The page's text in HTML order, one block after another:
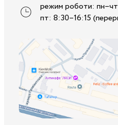
режим роботи:
пт: 8:30–16:15